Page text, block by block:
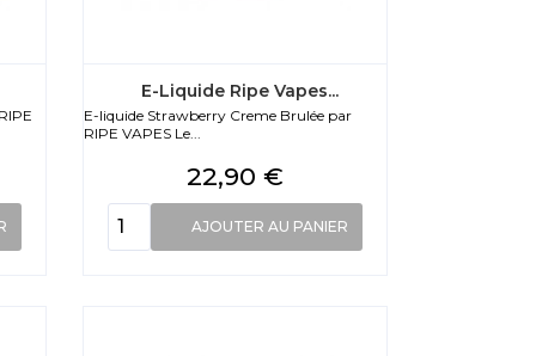
E-Liquide Ripe Vapes...
E-liquide Strawberry Creme Brulée par
RIPE VAPES Le...
Prix
22,90 €
AJOUTER AU PANIER